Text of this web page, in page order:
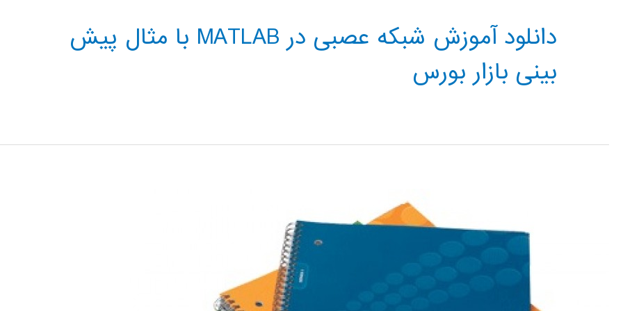
دانلود آموزش شبکه عصبی در MATLAB با مثال پیش
بینی بازار بورس